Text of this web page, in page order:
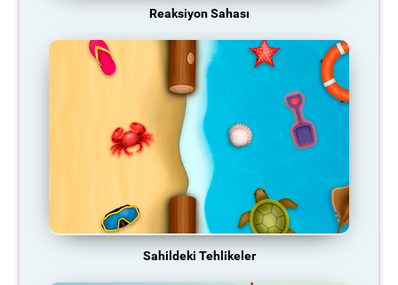
Reaksiyon Sahası
Sahildeki Tehlikeler